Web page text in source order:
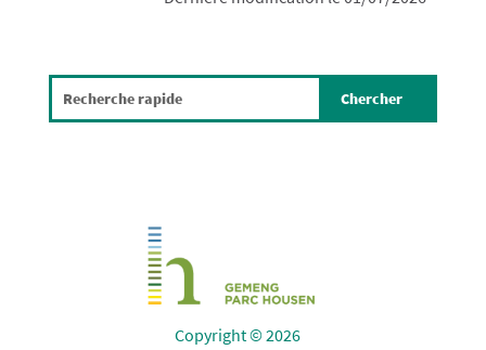
Copyright © 2026